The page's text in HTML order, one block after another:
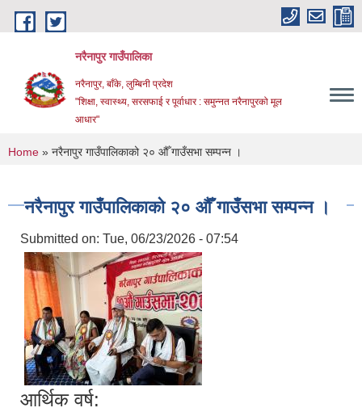
Skip to main content
नरैनापुर गाउँपालिका
नरैनापुर, बाँके, लुम्बिनी प्रदेश
"शिक्षा, स्वास्थ्य, सरसफाई र पूर्वाधार : समुन्नत नरैनापुरको मूल
आधार"
You are here
Home » नरैनापुर गाउँपालिकाको २० औँ गाउँसभा सम्पन्न ।
नरैनापुर गाउँपालिकाको २० औँ गाउँसभा सम्पन्न ।
Submitted on: Tue, 06/23/2026 - 07:54
आर्थिक वर्ष: